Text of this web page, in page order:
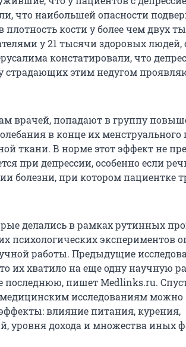
что наибольшей опасности
кости у более чем двух
у 21 тысячи здоровых
констатировали, что
страдающих этим недугом
врачей, попадают в группу
в конце их менструального
ткани. В норме этот эффект не
при депрессии, особенно если
болезни, при котором пациентке
делались в рамках рутинных
психологических экспериментов
работы. Предыдущие
их хватило на еще одну научную
последнюю, пишет Medlinks.ru.
исследованиям можно
влияние питания, курения,
уровня дохода и множества иных